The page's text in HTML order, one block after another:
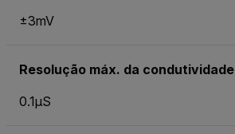
±3mV
Resolução máx. da condutividade
0.1µS